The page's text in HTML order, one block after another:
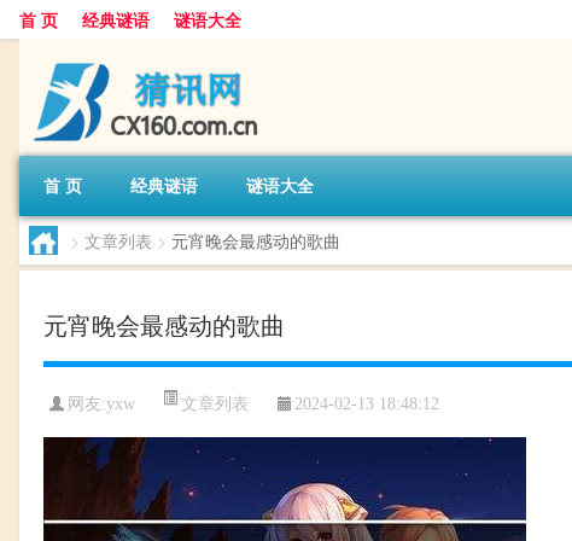
首 页 经典谜语 谜语大全
首 页 经典谜语 谜语大全
> 文章列表 > 元宵晚会最感动的歌曲
元宵晚会最感动的歌曲
网友:yxw 文章列表 2024-02-13 18:48:12